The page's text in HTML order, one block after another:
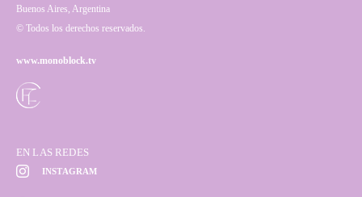
Buenos Aires, Argentina
© Todos los derechos reservados.
www.monoblock.tv
EN LAS REDES
INSTAGRAM